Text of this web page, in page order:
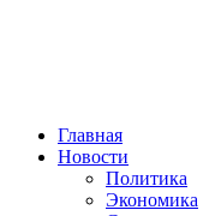
Главная
Новости
Политика
Экономика